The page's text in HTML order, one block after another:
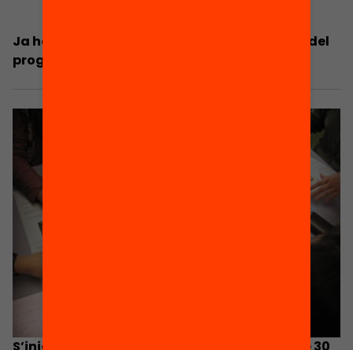
Ja has vist el reportatge “Una altra escola” del
programa 30 minuts?